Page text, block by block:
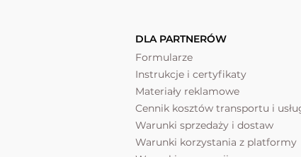
DLA PARTNERÓW
Formularze
Instrukcje i certyfikaty
Materiały reklamowe
Cennik kosztów transportu i
Warunki sprzedaży i dostaw
Warunki korzystania z platformy